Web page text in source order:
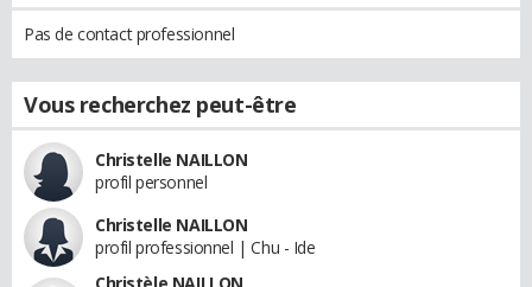
Pas de contact professionnel
Vous recherchez peut-être
Christelle NAILLON
profil personnel
Christelle NAILLON
profil professionnel | Chu - Ide